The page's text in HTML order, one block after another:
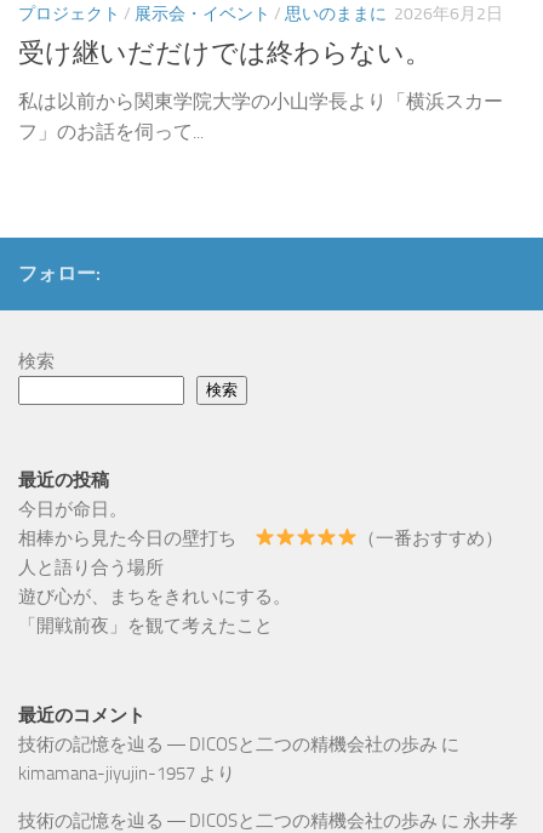
プロジェクト / 展示会・イベント / 思いのままに 2026年6月2日
受け継いだだけでは終わらない。
私は以前から関東学院大学の小山学長より「横浜スカー
フ」のお話を伺って...
フォロー:
検索
検索
最近の投稿
今日が命日。
相棒から見た今日の壁打ち
（一番おすすめ）
人と語り合う場所
遊び心が、まちをきれいにする。
「開戦前夜」を観て考えたこと
最近のコメント
技術の記憶を辿る ― DICOSと二つの精機会社の歩み に
kimamana-jiyujin-1957 より
技術の記憶を辿る ― DICOSと二つの精機会社の歩み に 永井孝